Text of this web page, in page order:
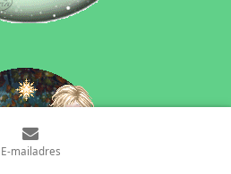
E-mailadres